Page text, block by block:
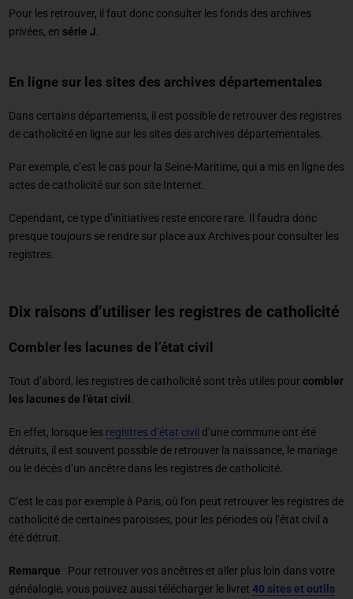
Pour les retrouver, il faut donc consulter les fonds des archives
privées, en série J
En ligne sur les sites des archives départementales
Dans certains départements, il est possible de retrouver des registres
de catholicité en ligne sur les sites des archives départementales.
Par exemple, c’est le cas pour la Seine-Maritime, qui a mis en ligne des
actes de catholicité sur son site Internet.
Cependant, ce type d’initiatives reste encore rare. Il faudra donc
presque toujours se rendre sur place aux Archives pour consulter les
registres.
Dix raisons d’utiliser les registres de catholicité
Combler les lacunes de l’état civil
Tout d’abord, les registres de catholicité sont très utiles pourcombler
les lacunes de l’état civil
En effet, lorsque les registres d’état civil d’une commune ont été
détruits, il est souvent possible de retrouver la naissance, le mariage
ou le décès d’un ancêtre dans les registres de catholicité.
C’est le cas par exemple à Paris, où l’on peut retrouver les registres de
catholicité de certaines paroisses, pour les périodes où l’état civil a
été détruit.
Remarque Pour retrouver vos ancêtres et aller plus loin dans votre
généalogie, vous pouvez aussi télécharger le livret 40 sites et outils